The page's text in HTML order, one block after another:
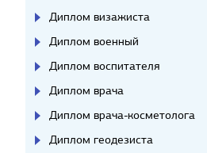
Диплом визажиста
Диплом военный
Диплом воспитателя
Диплом врача
Диплом врача-косметолога
Диплом геодезиста